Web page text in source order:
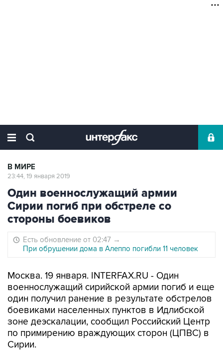
В МИРЕ
23:44, 19 января 2019
Один военнослужащий армии
Сирии погиб при обстреле со
стороны боевиков
Есть обновление от 02:47 →
При обрушении дома в Алеппо погибли 11 человек
Москва. 19 января. INTERFAX.RU - Один
военнослужащий сирийской армии погиб и еще
один получил ранение в результате обстрелов
боевиками населенных пунктов в Идлибской
зоне деэскалации, сообщил Российский Центр
по примирению враждующих сторон (ЦПВС) в
Сирии.